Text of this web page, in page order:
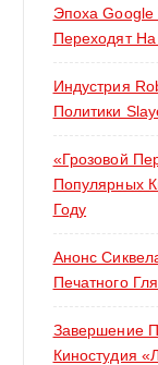
Эпоха Google
Переходят
Индустрия
Политики
«Грозовой
Популярных
Году
Анонс
Печатного
Завершение
Киностудия